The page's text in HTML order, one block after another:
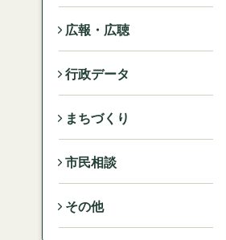
広報・広聴
行政データ
まちづくり
市民相談
その他